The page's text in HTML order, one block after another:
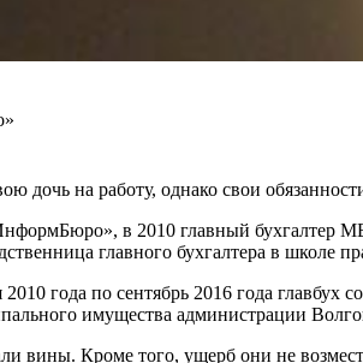
дочь на работу, однако свои
в 2010 главный бухгалтер МБУ
главного бухгалтера в школе
года по сентябрь 2016 года главбух
имущества администрации
вины. Кроме того, ущерб они не